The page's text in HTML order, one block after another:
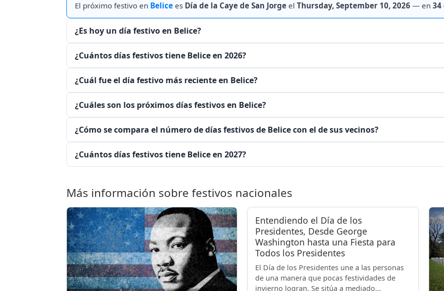
El próximo festivo en Belice es Día de la Caye de San Jorge el Thursday, September 10, 2026 — en 34
¿Es hoy un día festivo en Belice?
¿Cuántos días festivos tiene Belice en 2026?
¿Cuál fue el día festivo más reciente en Belice?
¿Cuáles son los próximos días festivos en Belice?
¿Cómo se compara el número de días festivos de Belice con el de sus vecinos?
¿Cuántos días festivos tiene Belice en 2027?
Más información sobre festivos nacionales
Entendiendo el Día de los
Presidentes, Desde George
Washington hasta una Fiesta para
Todos los Presidentes
El Día de los Presidentes une a las personas
de una manera que pocas festividades de
invierno logran. Se sitúa a mediado...